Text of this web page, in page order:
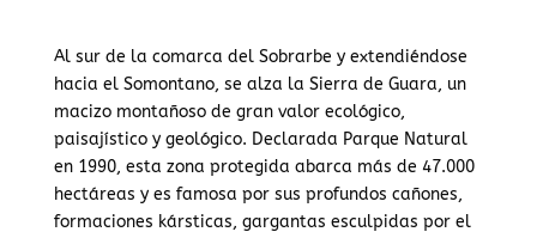
Al sur de la comarca del Sobrarbe y extendiéndose
hacia el Somontano, se alza la Sierra de Guara, un
macizo montañoso de gran valor ecológico,
paisajístico y geológico. Declarada Parque Natural
en 1990, esta zona protegida abarca más de 47.000
hectáreas y es famosa por sus profundos cañones,
formaciones kársticas, gargantas esculpidas por el